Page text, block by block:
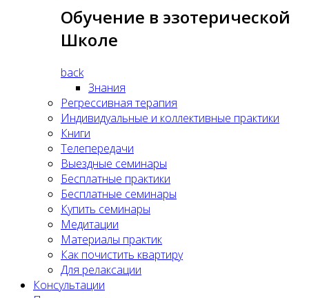
Обучение в эзотерической
Школе
back
Знания
Регрессивная терапия
Индивидуальные и коллективные практики
Книги
Телепередачи
Выездные семинары
Бесплатные практики
Бесплатные семинары
Купить семинары
Медитации
Материалы практик
Как почистить квартиру
Для релаксации
Консультации